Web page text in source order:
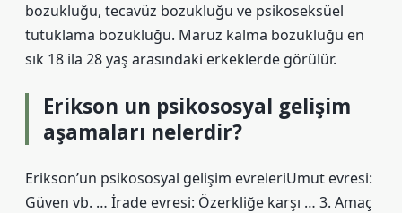
bozukluğu, tecavüz bozukluğu ve psikoseksüel
tutuklama bozukluğu. Maruz kalma bozukluğu en
sık 18 ila 28 yaş arasındaki erkeklerde görülür.
Erikson un psikososyal gelişim
aşamaları nelerdir?
Erikson’un psikososyal gelişim evreleriUmut evresi:
Güven vb. … İrade evresi: Özerkliğe karşı … 3. Amaç